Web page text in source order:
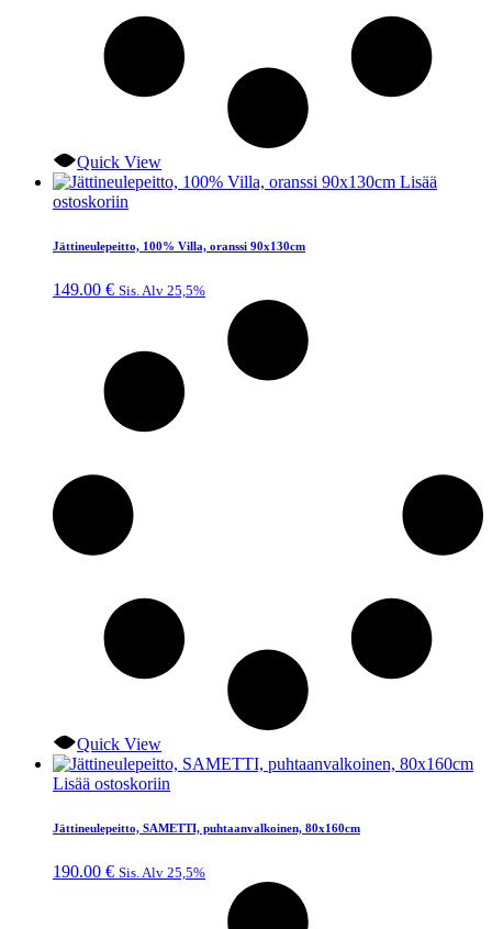
Quick View
Lisää
ostoskoriin
Jättineulepeitto, 100% Villa, oranssi 90x130cm
149.00 € Sis. Alv 25,5%
Quick View
Lisää ostoskoriin
Jättineulepeitto, SAMETTI, puhtaanvalkoinen, 80x160cm
190.00 € Sis. Alv 25,5%